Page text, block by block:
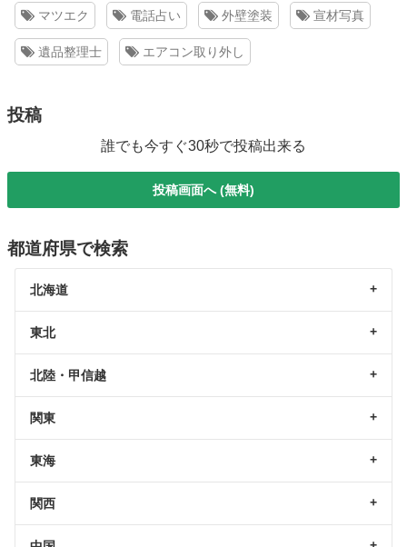
マツエク 電話占い 外壁塗装 宣材写真
遺品整理士 エアコン取り外し
投稿
誰でも今すぐ30秒で投稿出来る
投稿画面へ (無料)
都道府県で検索
北海道
東北
北陸・甲信越
関東
東海
関西